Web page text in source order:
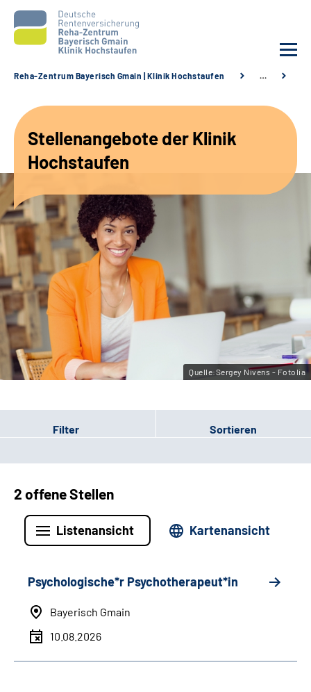
Unsere Angebote
Karriere
Sozialdienste & Zuweisende
Suche
Leichte Sprache
Gebärdensprache
Reha-Zentrum Bayerisch Gmain | Klinik Hochstaufen …
Stellenangebote der Klinik
Hochstaufen
Quelle:Sergey Nivens - Fotolia
Filter Sortieren
2 offene Stellen
Listenansicht Kartenansicht
Psychologische*r Psychotherapeut*in
Bayerisch Gmain
10.08.2026